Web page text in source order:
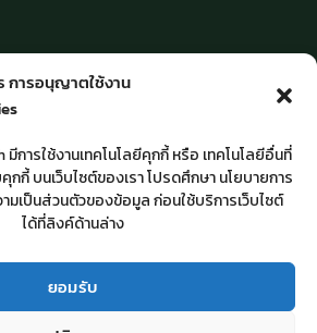
การอนุญาตใช้งาน
มีการใช้งานเทคโนโลยีคุกกี้ หรือ เทคโนโลยีอื่นที่
กี้ บนเว็บไซต์ของเรา โปรดศึกษา นโยบายการ
มเป็นส่วนตัวของข้อมูล ก่อนใช้บริการเว็บไซต์
ได้ที่ลิงค์ด้านล่าง
ยอมรับ
าร
16.30 น.